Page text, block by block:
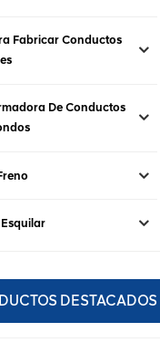
Fabricar Conductos
De Conductos
DESTACADOS